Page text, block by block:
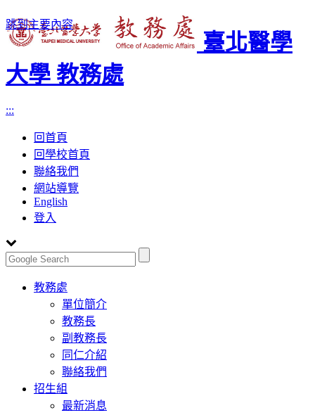
跳到主要內容
臺北醫學
大學 教務處
:::
回首頁
回學校首頁
聯絡我們
網站導覽
English
登入
Toggle
navigation
教務處
單位簡介
教務長
副教務長
同仁介紹
聯絡我們
招生組
最新消息